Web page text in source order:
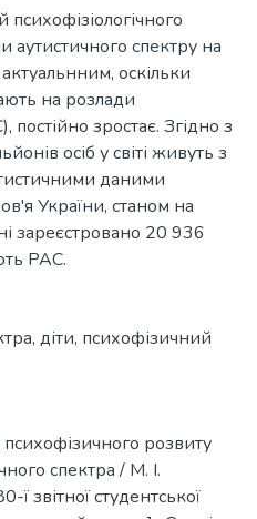
аутистичного спектру на
оскільки
на розлади
постійно зростає. Згідно з
осіб у світі живуть з
даними
України, стaном на
зареєстровано 20 936
РАС.
, діти, психофізичний
розвиту
спектра / М. І.
звітної студентської